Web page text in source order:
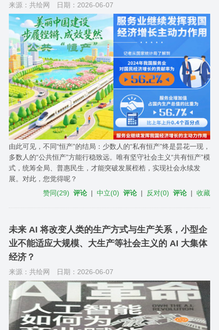
来源：共绘网 日期：2026-06-07
由此可见，不同“恒产”的结局：少数人的“私有恒产”终是昙花一现，
多数人的“公共恒产”方能行稳致远。唯有坚守社会主义“共有恒产”模
式，统筹全局、普惠民生，才能突破发展桎梏，实现社会永续发
展。对此，您觉得呢？
赞同(29) 评论 |中立(0) 评论 | 反对(0) 评论 |收藏
未来 AI 将改变人类的生产方式与生产关系，小型企
业不能适应大规模、大生产等社会主义的 AI 大集体
经济？
来源：共绘网 日期：2026-06-07